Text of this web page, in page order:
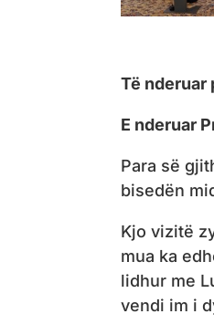
Të nderuar
E nderuar
Para së
bisedën
Kjo vizitë
mua ka
lidhur me
vendi im i